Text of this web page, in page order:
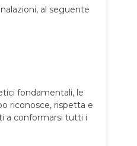
al seguente
fondamentali, le
riconosce, rispetta e
a conformarsi tutti i